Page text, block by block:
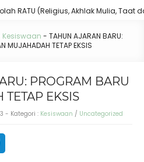
(Religius, Akhlak Mulia, Taat dan
Kesiswaan - TAHUN AJARAN BARU:
MUJAHADAH TETAP EKSIS
PROGRAM BARU
EKSIS
- Kategori : Kesiswaan / Uncategorized